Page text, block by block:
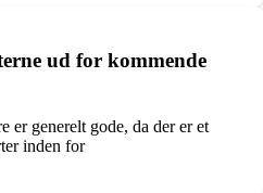
ud for kommende
er generelt gode, da der er et
inden for